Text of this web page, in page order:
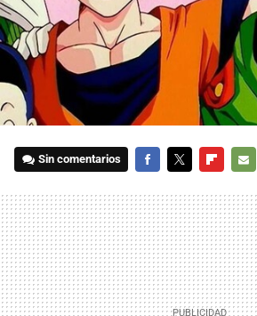
Sin comentarios
MAIL